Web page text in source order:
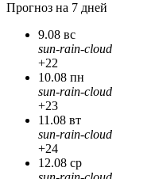
Прогноз на 7 дней
9.08 вс
sun-rain-cloud
+22
10.08 пн
sun-rain-cloud
+23
11.08 вт
sun-rain-cloud
+24
12.08 ср